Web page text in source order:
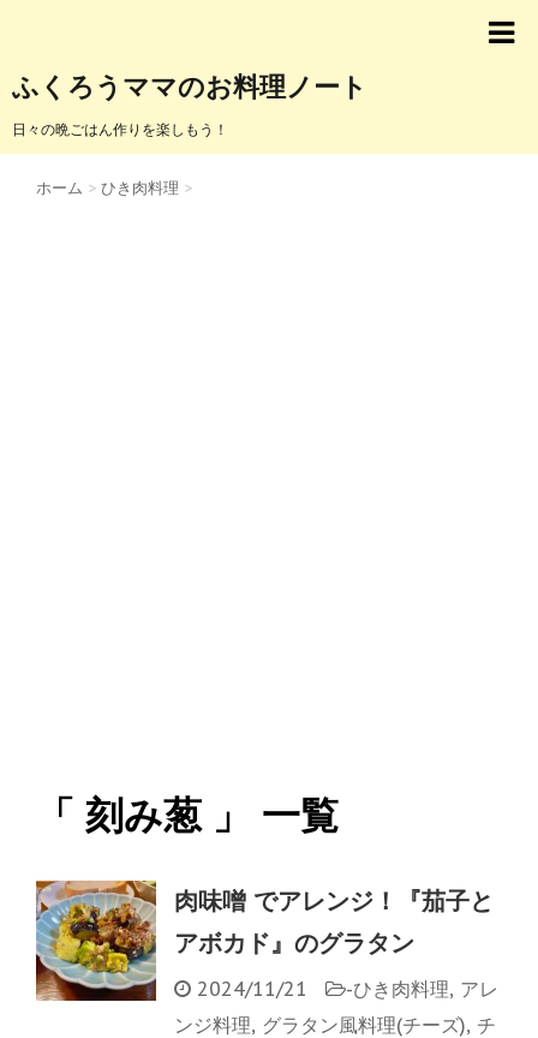
ふくろうママのお料理ノート
日々の晩ごはん作りを楽しもう！
ホーム > ひき肉料理 >
「 刻み葱 」 一覧
肉味噌 でアレンジ！『茄子と
アボカド』のグラタン
2024/11/21 -ひき肉料理, アレ
ンジ料理, グラタン風料理(チーズ), チ